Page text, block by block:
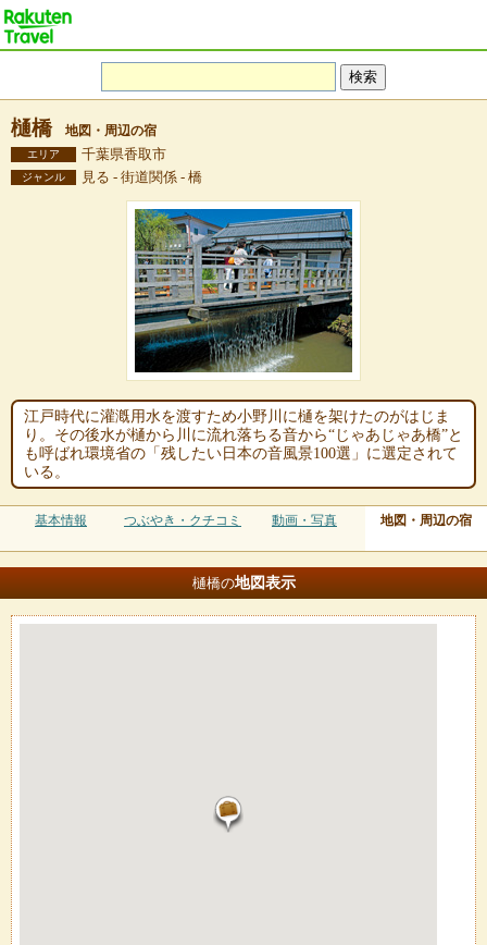
樋橋 地図・周辺の宿
エリア 千葉県香取市
ジャンル 見る - 街道関係 - 橋
江戸時代に灌漑用水を渡すため小野川に樋を架けたのがはじま
り。その後水が樋から川に流れ落ちる音から“じゃあじゃあ橋”と
も呼ばれ環境省の「残したい日本の音風景100選」に選定されて
いる。
基本情報 つぶやき・クチコミ 動画・写真 地図・周辺の宿
樋橋の地図表示